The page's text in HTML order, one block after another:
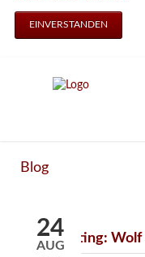
EINVERSTANDEN
Blog
24
AUG
Asta Gröting: